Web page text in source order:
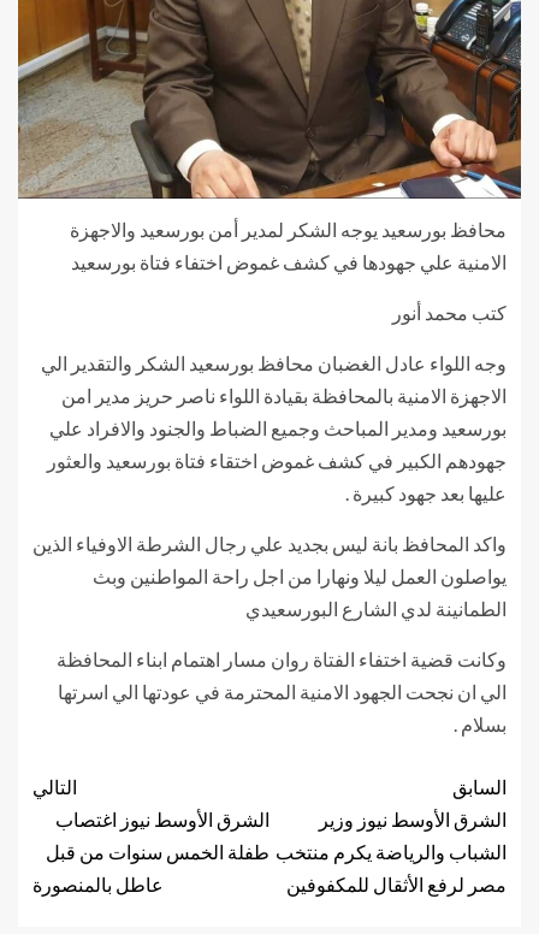
محافظ بورسعيد يوجه الشكر لمدير أمن بورسعيد والاجهزة
الامنية علي جهودها في كشف غموض اختفاء فتاة بورسعيد
كتب محمد أنور
وجه اللواء عادل الغضبان محافظ بورسعيد الشكر والتقدير الي
الاجهزة الامنية بالمحافظة بقيادة اللواء ناصر حريز مدير امن
بورسعيد ومدير المباحث وجميع الضباط والجنود والافراد علي
جهودهم الكبير في كشف غموض اختقاء فتاة بورسعيد والعثور
عليها بعد جهود كبيرة .
واكد المحافظ بانة ليس بجديد علي رجال الشرطة الاوفياء الذين
يواصلون العمل ليلا ونهارا من اجل راحة المواطنين وبث
الطمانينة لدي الشارع البورسعيدي
وكانت قضية اختفاء الفتاة روان مسار اهتمام ابناء المحافظة
الي ان نجحت الجهود الامنية المحترمة في عودتها الي اسرتها
بسلام .
السابق
الشرق الأوسط نيوز وزير
الشباب والرياضة يكرم منتخب
مصر لرفع الأثقال للمكفوفين
التالي
الشرق الأوسط نيوز اغتصاب
طفلة الخمس سنوات من قبل
عاطل بالمنصورة